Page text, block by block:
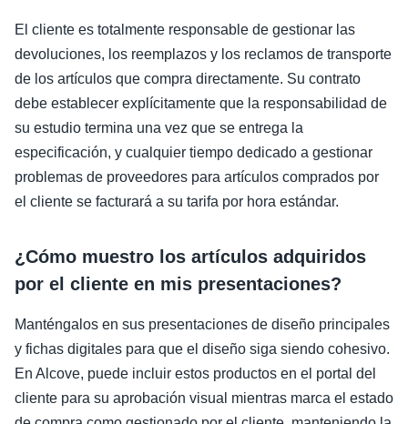
El cliente es totalmente responsable de gestionar las
devoluciones, los reemplazos y los reclamos de transporte
de los artículos que compra directamente. Su contrato
debe establecer explícitamente que la responsabilidad de
su estudio termina una vez que se entrega la
especificación, y cualquier tiempo dedicado a gestionar
problemas de proveedores para artículos comprados por
el cliente se facturará a su tarifa por hora estándar.
¿Cómo muestro los artículos adquiridos
por el cliente en mis presentaciones?
Manténgalos en sus presentaciones de diseño principales
y fichas digitales para que el diseño siga siendo cohesivo.
En Alcove, puede incluir estos productos en el portal del
cliente para su aprobación visual mientras marca el estado